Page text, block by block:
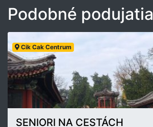
Podobné podujatia
Cik Cak Centrum
SENIORI NA CESTÁCH